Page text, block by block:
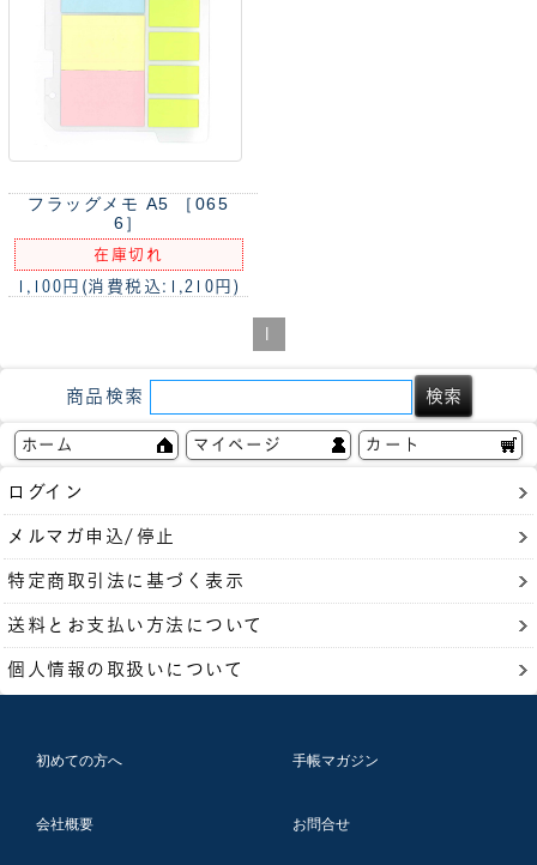
フラッグメモ A5 ［065
6］
在庫切れ
1,100円 (消費税込:1,210円)
1
商品検索
ホーム マイページ カート
ログイン
メルマガ申込/停止
特定商取引法に基づく表示
送料とお支払い方法について
個人情報の取扱いについて
初めての方へ 手帳マガジン
会社概要 お問合せ